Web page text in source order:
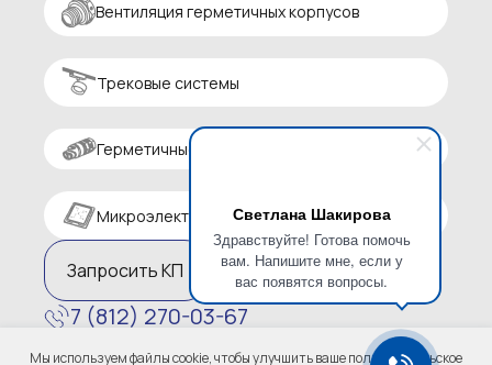
Светлана Шакирова
Здравствуйте! Готова помочь
вам. Напишите мне, если у
вас появятся вопросы.
Вентиляция герметичных корпусов
Трековые системы
Герметичные разъемы
Микроэлектроника
Запросить КП
7 (812) 270-03-67
zakaz@altaircom.ru
Мы используем файлы cookie, чтобы улучшить ваше пользовательское